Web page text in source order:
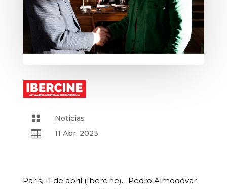
 Noticias
 11 Abr, 2023
París, 11 de abril (Ibercine).- Pedro Almodóvar